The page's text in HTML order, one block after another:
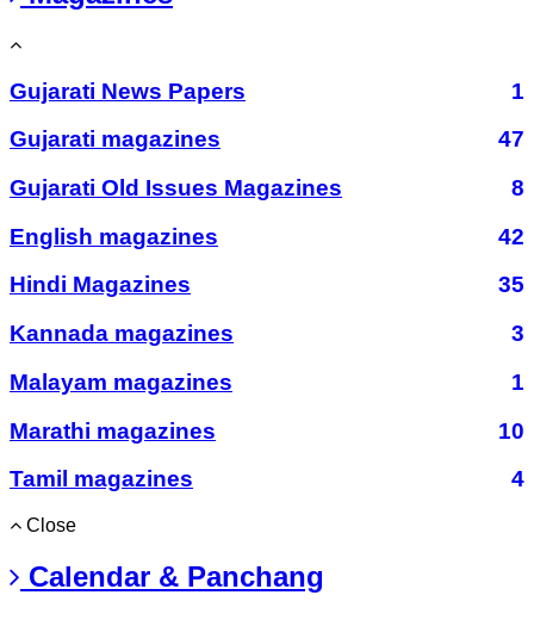
Gujarati News Papers
1
Gujarati magazines
47
Gujarati Old Issues Magazines
8
English magazines
42
Hindi Magazines
35
Kannada magazines
3
Malayam magazines
1
Marathi magazines
10
Tamil magazines
4
Close
Calendar & Panchang